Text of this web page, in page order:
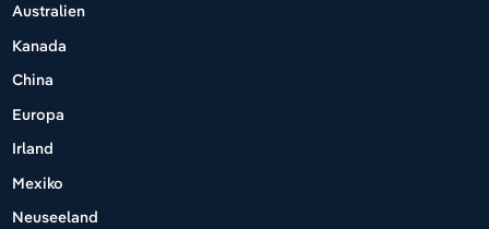
Australien
Kanada
China
Europa
Irland
Mexiko
Neuseeland